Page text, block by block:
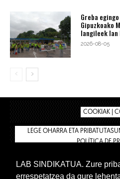
Greba
Gipuzkoako
langileek
2026-08-05
COOKIAK |
LEGE OHARRA ETA
POLÍTICA DE
IPAR HEGOA FUNDAZIOA
LAB SINDIKATUA. Zure
errespetatzea da gure